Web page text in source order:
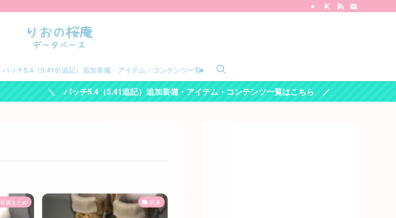
パッチ5.4（5.41分追記）追加装備・アイテム・コンテンツ一覧
＼ パッチ5.4（5.41追記）追加装備・アイテム・コンテンツ一覧はこちら ／
装備まとめ 防具